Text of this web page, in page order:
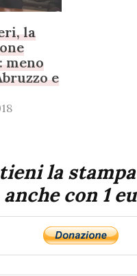
la
meno
e
la
anche con 1